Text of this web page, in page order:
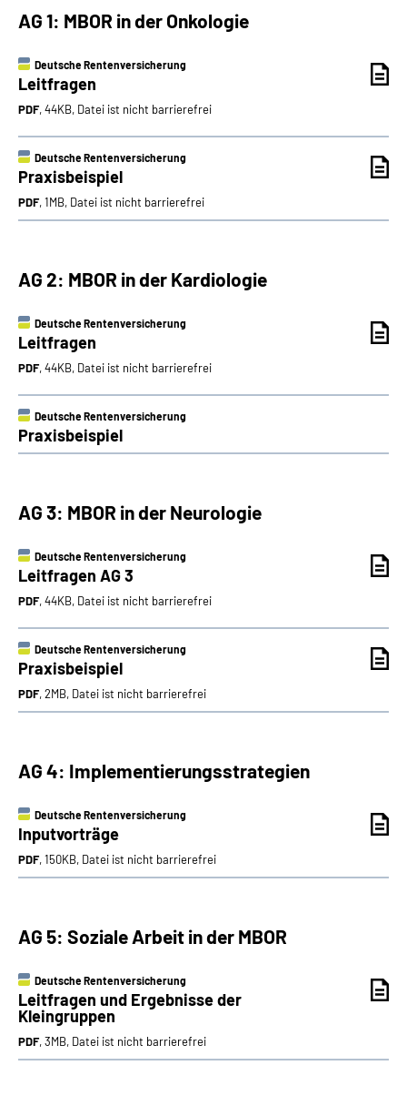
AG 1: MBOR in der Onkologie
Deutsche Rentenversicherung
Leitfragen
PDF, 44KB, Datei ist nicht barrierefrei
Deutsche Rentenversicherung
Praxisbeispiel
PDF, 1MB, Datei ist nicht barrierefrei
AG 2: MBOR in der Kardiologie
Deutsche Rentenversicherung
Leitfragen
PDF, 44KB, Datei ist nicht barrierefrei
Deutsche Rentenversicherung
Praxisbeispiel
AG 3: MBOR in der Neurologie
Deutsche Rentenversicherung
Leitfragen AG 3
PDF, 44KB, Datei ist nicht barrierefrei
Deutsche Rentenversicherung
Praxisbeispiel
PDF, 2MB, Datei ist nicht barrierefrei
AG 4: Implementierungsstrategien
Deutsche Rentenversicherung
Inputvorträge
PDF, 150KB, Datei ist nicht barrierefrei
AG 5: Soziale Arbeit in der MBOR
Deutsche Rentenversicherung
Leitfragen und Ergebnisse der
Kleingruppen
PDF, 3MB, Datei ist nicht barrierefrei